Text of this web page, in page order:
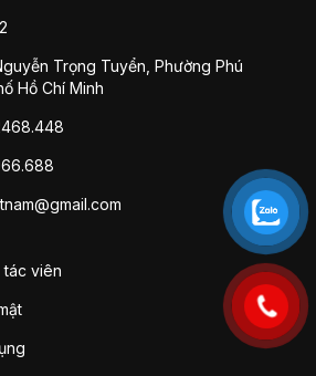
Trọng Tuyển, Phường Phú
Hồ Chí Minh
tác viên